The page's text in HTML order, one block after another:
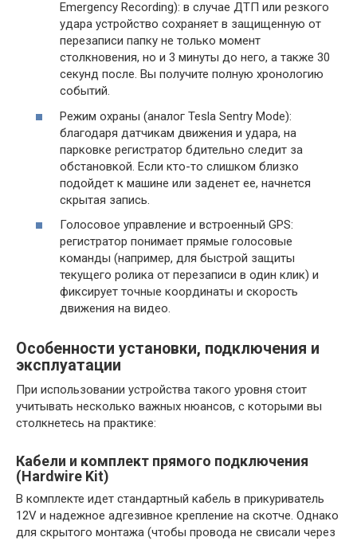
Emergency Recording): в случае ДТП или резкого
удара устройство сохраняет в защищенную от
перезаписи папку не только момент
столкновения, но и 3 минуты до него, а также 30
секунд после. Вы получите полную хронологию
событий.
Режим охраны (аналог Tesla Sentry Mode):
благодаря датчикам движения и удара, на
парковке регистратор бдительно следит за
обстановкой. Если кто-то слишком близко
подойдет к машине или заденет ее, начнется
скрытая запись.
Голосовое управление и встроенный GPS:
регистратор понимает прямые голосовые
команды (например, для быстрой защиты
текущего ролика от перезаписи в один клик) и
фиксирует точные координаты и скорость
движения на видео.
Особенности установки, подключения и
эксплуатации
При использовании устройства такого уровня стоит
учитывать несколько важных нюансов, с которыми вы
столкнетесь на практике:
Кабели и комплект прямого подключения
(Hardwire Kit)
В комплекте идет стандартный кабель в прикуриватель
12V и надежное адгезивное крепление на скотче. Однако
для скрытого монтажа (чтобы провода не свисали через